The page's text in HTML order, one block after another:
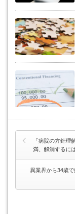
「病院の方針理
満、解消するに
異業界から34歳